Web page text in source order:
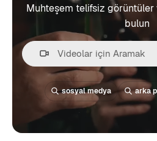
Muhteşem telifsiz
bulun
sosyal medya arka